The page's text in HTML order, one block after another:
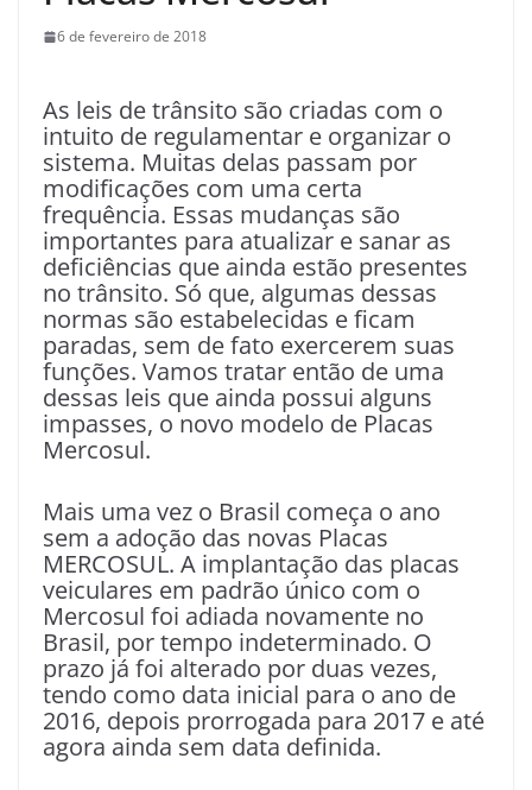
6 de fevereiro de 2018
As leis de trânsito são criadas com o
intuito de regulamentar e organizar o
sistema. Muitas delas passam por
modificações com uma certa
frequência. Essas mudanças são
importantes para atualizar e sanar as
deficiências que ainda estão presentes
no trânsito. Só que, algumas dessas
normas são estabelecidas e ficam
paradas, sem de fato exercerem suas
funções. Vamos tratar então de uma
dessas leis que ainda possui alguns
impasses, o novo modelo de Placas
Mercosul.
Mais uma vez o Brasil começa o ano
sem a adoção das novas Placas
MERCOSUL. A implantação das placas
veiculares em padrão único com o
Mercosul foi adiada novamente no
Brasil, por tempo indeterminado. O
prazo já foi alterado por duas vezes,
tendo como data inicial para o ano de
2016, depois prorrogada para 2017 e até
agora ainda sem data definida.